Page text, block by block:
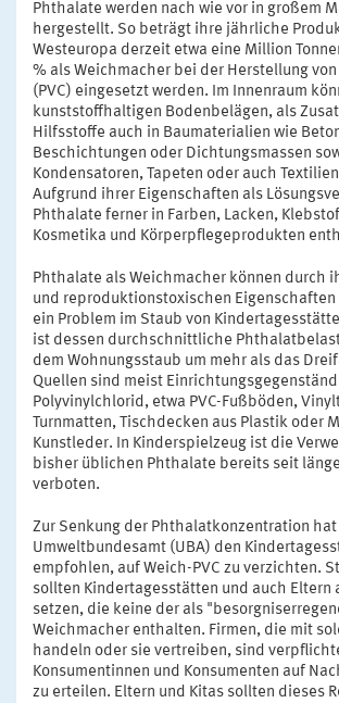
Phthalate werden nach wie vor in großem
hergestellt. So beträgt ihre jährliche
Westeuropa derzeit etwa eine Million
% als Weichmacher bei der Herstellung
(PVC) eingesetzt werden. Im Innenraum
kunststoffhaltigen Bodenbelägen, als
Hilfsstoffe auch in Baumaterialien wie
Beschichtungen oder Dichtungsmassen
Kondensatoren, Tapeten oder auch
Aufgrund ihrer Eigenschaften als
Phthalate ferner in Farben, Lacken,
Kosmetika und Körperpflegeprodukten
Phthalate als Weichmacher können durch
und reproduktionstoxischen
ein Problem im Staub von
ist dessen durchschnittliche
dem Wohnungsstaub um mehr als das
Quellen sind meist
Polyvinylchlorid, etwa PVC-Fußböden,
Turnmatten, Tischdecken aus Plastik oder
Kunstleder. In Kinderspielzeug ist die
bisher üblichen Phthalate bereits seit
verboten.
Zur Senkung der Phthalatkonzentration
Umweltbundesamt (UBA) den
empfohlen, auf Weich-PVC zu verzichten.
sollten Kindertagesstätten und auch Eltern
setzen, die keine der als
Weichmacher enthalten. Firmen, die mit
handeln oder sie vertreiben, sind
Konsumentinnen und Konsumenten auf
zu erteilen. Eltern und Kitas sollten dieses